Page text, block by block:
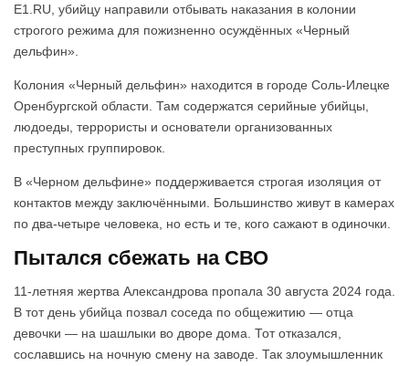
E1.RU, убийцу направили отбывать наказания в колонии
строгого режима для пожизненно осуждённых «Черный
дельфин».
Колония «Черный дельфин» находится в городе Соль-Илецке
Оренбургской области. Там содержатся серийные убийцы,
людоеды, террористы и основатели организованных
преступных группировок.
В «Черном дельфине» поддерживается строгая изоляция от
контактов между заключёнными. Большинство живут в камерах
по два-четыре человека, но есть и те, кого сажают в одиночки.
Пытался сбежать на СВО
11-летняя жертва Александрова пропала 30 августа 2024 года.
В тот день убийца позвал соседа по общежитию — отца
девочки — на шашлыки во дворе дома. Тот отказался,
сославшись на ночную смену на заводе. Так злоумышленник